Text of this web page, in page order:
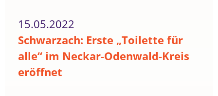
15.05.2022
Schwarzach: Erste „Toilette für
alle“ im Neckar-Odenwald-Kreis
eröffnet